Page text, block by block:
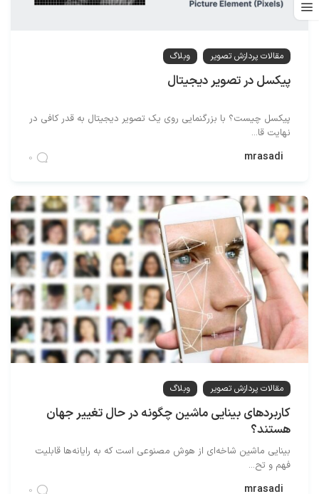
مقالات پردازش تصویر وبلاگ
پیکسل در تصویر دیجیتال
پیکسل چیست؟ با بزرگنمایی روی یک تصویر دیجیتال به قدر کافی در
نهایت قا...
mrasadi
0
مقالات پردازش تصویر وبلاگ
کاربردهای بینایی ماشین چگونه در حال تغییر جهان
هستند؟
بینایی ماشین شاخه‌ای از هوش مصنوعی است که به رایانه‌ها قابلیت
فهم و تح...
mrasadi
0